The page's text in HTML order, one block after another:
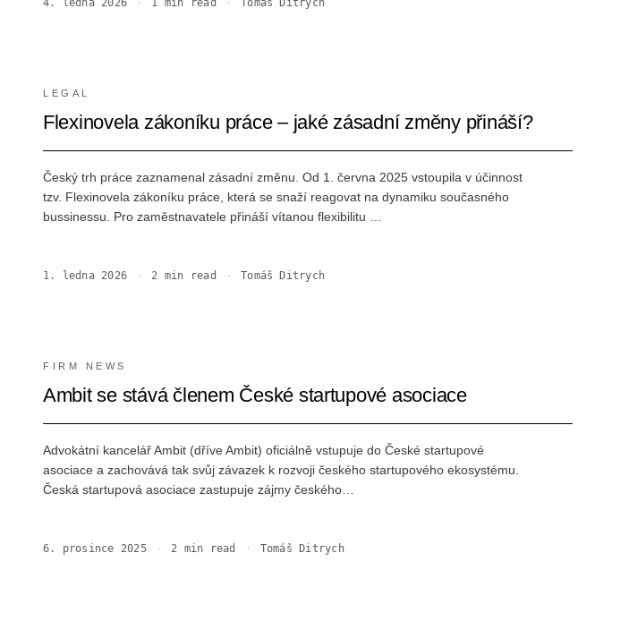
4. ledna 2026 · 1 min read · Tomáš Ditrych
LEGAL
Flexinovela zákoníku práce – jaké zásadní změny přináší?
Český trh práce zaznamenal zásadní změnu. Od 1. června 2025 vstoupila v účinnost
tzv. Flexinovela zákoníku práce, která se snaží reagovat na dynamiku současného
bussinessu. Pro zaměstnavatele přináší vítanou flexibilitu …
1. ledna 2026 · 2 min read · Tomáš Ditrych
FIRM NEWS
Ambit se stává členem České startupové asociace
Advokátní kancelář Ambit (dříve Ambit) oficiálně vstupuje do České startupové
asociace a zachovává tak svůj závazek k rozvoji českého startupového ekosystému.
Česká startupová asociace zastupuje zájmy českého…
6. prosince 2025 · 2 min read · Tomáš Ditrych